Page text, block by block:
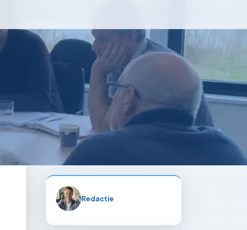
Redactie